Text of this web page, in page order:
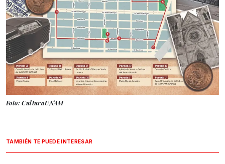
Foto: CulturaUNAM
TAMBIÉN TE PUEDE INTERESAR